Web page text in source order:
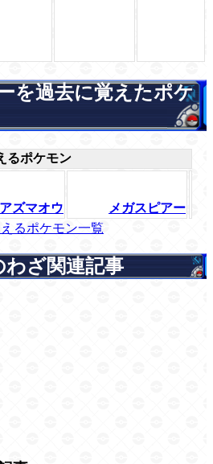
を過去に覚えたポケ
るポケモン
アズマオウ
メガスピアー
るポケモン一覧
ざ関連記事